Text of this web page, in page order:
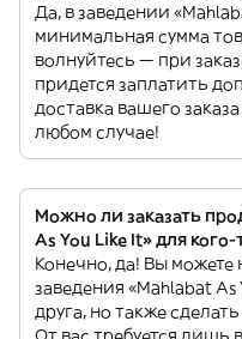
Да, в заведении
минимальная сумма
волнуйтесь — при
придется заплатить
доставка вашего
любом случае!
Можно ли заказать
As You Like It» для кого-
Конечно, да! Вы можете
заведения «Mahlabat As
друга, но также